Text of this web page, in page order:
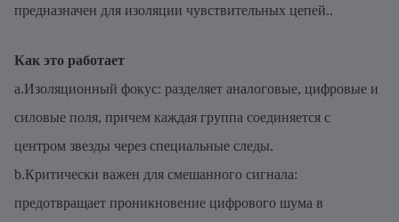
предназначен для изоляции чувствительных цепей..
Как это работает
a.Изоляционный фокус: разделяет аналоговые, цифровые и
силовые поля, причем каждая группа соединяется с
центром звезды через специальные следы.
b.Критически важен для смешанного сигнала:
предотвращает проникновение цифрового шума в